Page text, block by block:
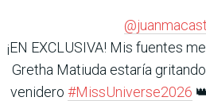
¡EN EXCLUSIVA! Mis fuentes
Gretha Matiuda estaría
venidero #MissUniverse2026